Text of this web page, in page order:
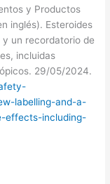
y Productos
inglés). Esteroides
un recordatorio de
incluidas
29/05/2024.
labelling-and-a-
effects-including-